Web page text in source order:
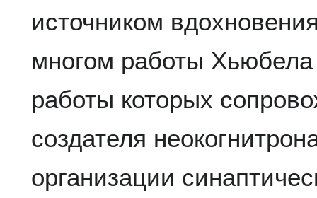
источником
многом работы
работы которых
создателя
организации